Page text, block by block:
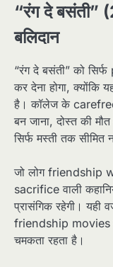
“रंग दे बसंती”
बलिदान
“रंग दे बसंती” को
कर देना होगा, क्योंकि
है। कॉलेज के carefree
बन जाना, दोस्त की
सिर्फ मस्ती तक सीमित
जो लोग friendship
sacrifice वाली
प्रासंगिक रहेगी।
friendship movies
चमकता रहता है।​